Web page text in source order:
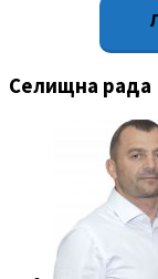
Селищна рада